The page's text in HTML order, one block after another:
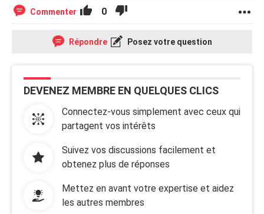
Commenter 0
Répondre Posez votre question
DEVENEZ MEMBRE EN QUELQUES CLICS
Connectez-vous simplement avec ceux qui
partagent vos intérêts
Suivez vos discussions facilement et
obtenez plus de réponses
Mettez en avant votre expertise et aidez
les autres membres